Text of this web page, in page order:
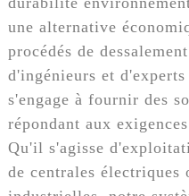
une alternative
procédés de
d'ingénieurs et
s'engage à fournir des
répondant aux
Qu'il s'agisse
de centrales électriques